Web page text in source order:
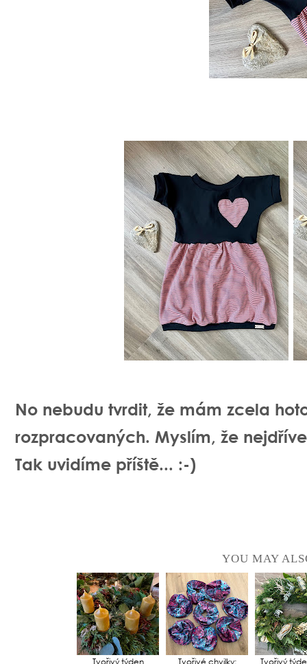
No nebudu tvrdit, že mám zcela
rozpracovaných. Myslím, že
Tak uvidíme příště... :-)
YOU MAY
Tvořivý týden
Tvořivé chvilky:
Tvořivý